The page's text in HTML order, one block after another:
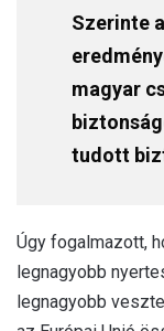
Szerinte
magyar
tudott
Úgy fogalmazott,
legnagyobb
legnagyobb